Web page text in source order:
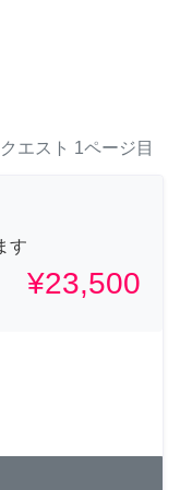
エスト 1ページ目
す
¥23,500